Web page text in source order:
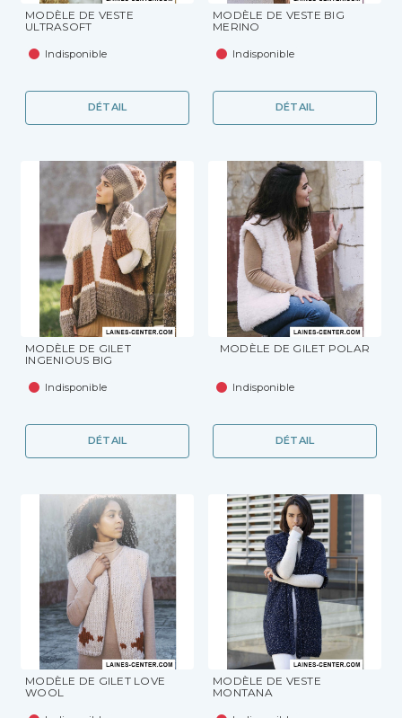
MODÈLE DE VESTE
ULTRASOFT
Indisponible
DÉTAIL
MODÈLE DE VESTE BIG
MERINO
Indisponible
DÉTAIL
MODÈLE DE GILET
INGENIOUS BIG
Indisponible
DÉTAIL
MODÈLE DE GILET POLAR
Indisponible
DÉTAIL
MODÈLE DE GILET LOVE
WOOL
MODÈLE DE VESTE
MONTANA